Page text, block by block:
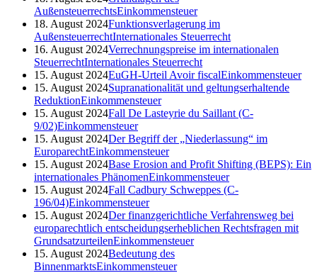
AußensteuerrechtsEinkommensteuer
18. August 2024Funktionsverlagerung im
AußensteuerrechtInternationales Steuerrecht
16. August 2024Verrechnungspreise im internationalen
SteuerrechtInternationales Steuerrecht
15. August 2024EuGH-Urteil Avoir fiscalEinkommensteuer
15. August 2024Supranationalität und geltungserhaltende
ReduktionEinkommensteuer
15. August 2024Fall De Lasteyrie du Saillant (C-
9/02)Einkommensteuer
15. August 2024Der Begriff der „Niederlassung“ im
EuroparechtEinkommensteuer
15. August 2024Base Erosion and Profit Shifting (BEPS): Ein
internationales PhänomenEinkommensteuer
15. August 2024Fall Cadbury Schweppes (C-
196/04)Einkommensteuer
15. August 2024Der finanzgerichtliche Verfahrensweg bei
europarechtlich entscheidungserheblichen Rechtsfragen mit
GrundsatzurteilenEinkommensteuer
15. August 2024Bedeutung des
BinnenmarktsEinkommensteuer